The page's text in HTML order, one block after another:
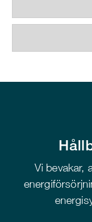
Vi bevakar,